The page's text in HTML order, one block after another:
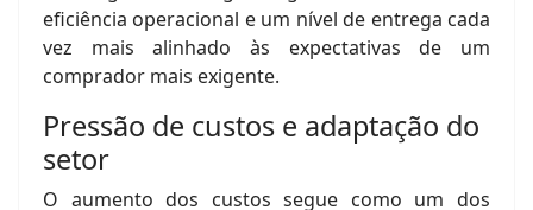
eficiência operacional e um nível de entrega cada
vez mais alinhado às expectativas de um
comprador mais exigente.
Pressão de custos e adaptação do
setor
O aumento dos custos segue como um dos